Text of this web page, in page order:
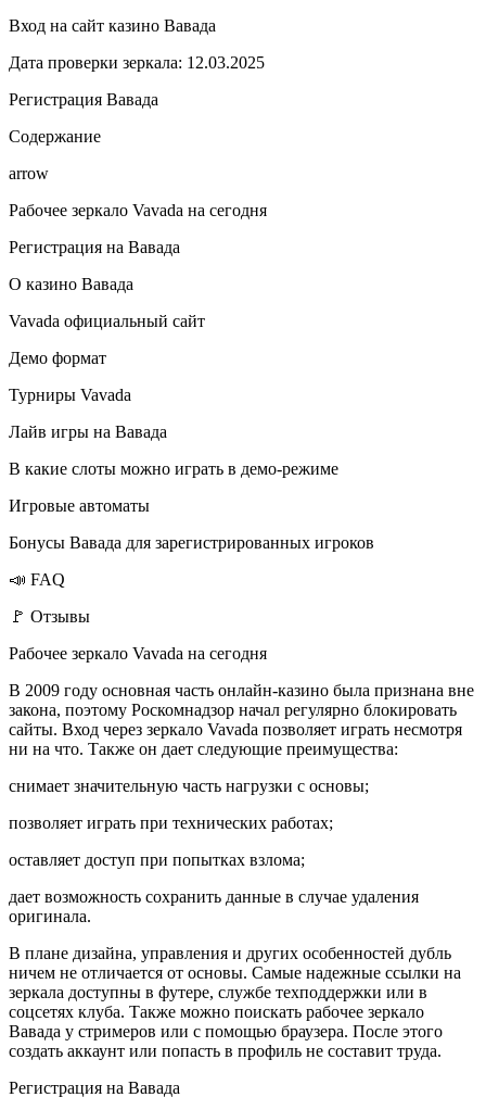
Вход на сайт казино Вавада
Дата проверки зеркала: 12.03.2025
Регистрация Вавада
Содержание
arrow
Рабочее зеркало Vavada на сегодня
Регистрация на Вавада
О казино Вавада
Vavada официальный сайт
Демо формат
Турниры Vavada
Лайв игры на Вавада
В какие слоты можно играть в демо-режиме
Игровые автоматы
Бонусы Вавада для зарегистрированных игроков
📣 FAQ
🚩 Отзывы
Рабочее зеркало Vavada на сегодня
В 2009 году основная часть онлайн-казино была признана вне
закона, поэтому Роскомнадзор начал регулярно блокировать
сайты. Вход через зеркало Vavada позволяет играть несмотря
ни на что. Также он дает следующие преимущества:
снимает значительную часть нагрузки с основы;
позволяет играть при технических работах;
оставляет доступ при попытках взлома;
дает возможность сохранить данные в случае удаления
оригинала.
В плане дизайна, управления и других особенностей дубль
ничем не отличается от основы. Самые надежные ссылки на
зеркала доступны в футере, службе техподдержки или в
соцсетях клуба. Также можно поискать рабочее зеркало
Вавада у стримеров или с помощью браузера. После этого
создать аккаунт или попасть в профиль не составит труда.
Регистрация на Вавада